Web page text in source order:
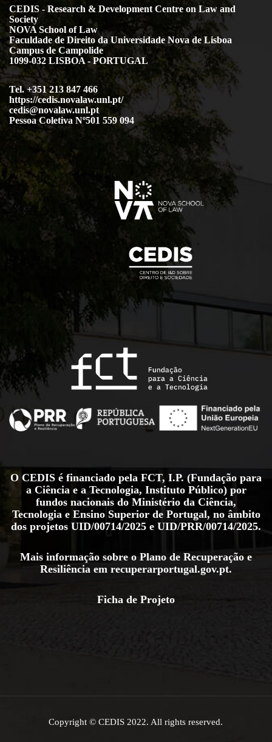
CEDIS - Research & Development Centre on Law and
Society
NOVA School of Law
Faculdade de Direito da Universidade Nova de Lisboa
Campus de Campolide
1099-032 LISBOA - PORTUGAL
Tel. +351 213 847 466
https://cedis.novalaw.unl.pt/
cedis@novalaw.unl.pt
Pessoa Coletiva Nº501 559 094
O CEDIS é financiado pela FCT, I.P. (Fundação para
a Ciência e a Tecnologia, Instituto Público) por
fundos nacionais do Ministério da Ciência,
Tecnologia e Ensino Superior de Portugal, no âmbito
dos projetos UID/00714/2025 e UID/PRR/00714/2025.
Mais informação sobre o Plano de Recuperação e
Resiliência em recuperarportugal.gov.pt.
Ficha de Projeto
Copyright © CEDIS 2022. All rights reserved.